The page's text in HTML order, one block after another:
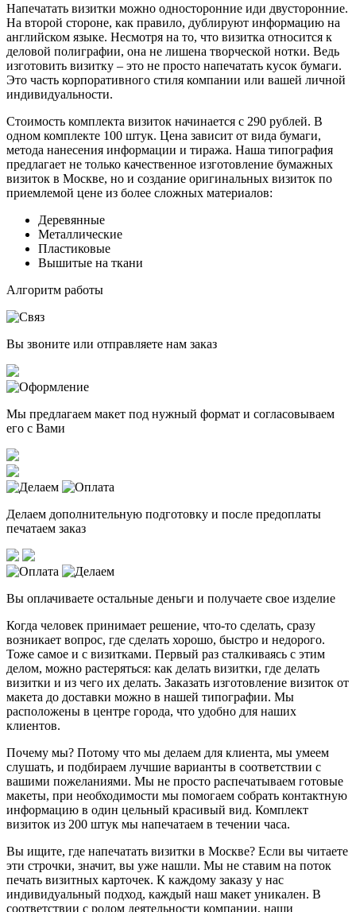
Напечатать визитки можно односторонние иди двусторонние.
На второй стороне, как правило, дублируют информацию на
английском языке. Несмотря на то, что визитка относится к
деловой полиграфии, она не лишена творческой нотки. Ведь
изготовить визитку – это не просто напечатать кусок бумаги.
Это часть корпоративного стиля компании или вашей личной
индивидуальности.
Стоимость комплекта визиток начинается с 290 рублей. В
одном комплекте 100 штук. Цена зависит от вида бумаги,
метода нанесения информации и тиража. Наша типография
предлагает не только качественное изготовление бумажных
визиток в Москве, но и создание оригинальных визиток по
приемлемой цене из более сложных материалов:
Деревянные
Металлические
Пластиковые
Вышитые на ткани
Алгоритм работы
Вы звоните или отправляете нам заказ
Мы предлагаем макет под нужный формат и согласовываем
его с Вами
Делаем дополнительную подготовку и после предоплаты
печатаем заказ
Вы оплачиваете остальные деньги и получаете свое изделие
Когда человек принимает решение, что-то сделать, сразу
возникает вопрос, где сделать хорошо, быстро и недорого.
Тоже самое и с визитками. Первый раз сталкиваясь с этим
делом, можно растеряться: как делать визитки, где делать
визитки и из чего их делать. Заказать изготовление визиток от
макета до доставки можно в нашей типографии. Мы
расположены в центре города, что удобно для наших
клиентов.
Почему мы? Потому что мы делаем для клиента, мы умеем
слушать, и подбираем лучшие варианты в соответствии с
вашими пожеланиями. Мы не просто распечатываем готовые
макеты, при необходимости мы помогаем собрать контактную
информацию в один цельный красивый вид. Комплект
визиток из 200 штук мы напечатаем в течении часа.
Вы ищите, где напечатать визитки в Москве? Если вы читаете
эти строчки, значит, вы уже нашли. Мы не ставим на поток
печать визитных карточек. К каждому заказу у нас
индивидуальный подход, каждый наш макет уникален. В
соответствии с родом деятельности компании, наши